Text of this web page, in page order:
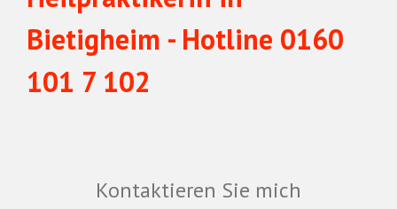
Bietigheim - Hotline 0160
101 7 102
Kontaktieren Sie mich